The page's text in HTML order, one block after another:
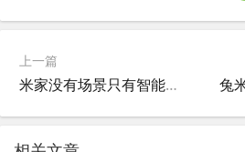
上一篇
米家没有场景只有智能家居怎么办,米家为什么不能添加电视？